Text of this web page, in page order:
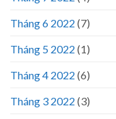
Tháng 6 2022 (7)
Tháng 5 2022 (1)
Tháng 4 2022 (6)
Tháng 3 2022 (3)